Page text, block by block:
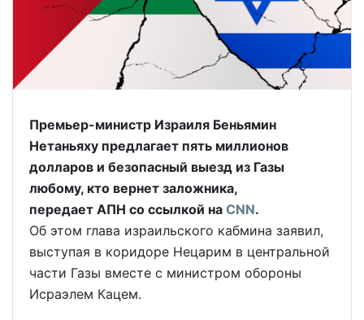
Премьер-министр Израиля Беньямин
Нетаньяху предлагает пять миллионов
долларов и безопасный выезд из Газы
любому, кто вернет заложника,
передает АПН со ссылкой на CNN.
Об этом глава израильского кабмина заявил,
выступая в коридоре Нецарим в центральной
части Газы вместе с министром обороны
Исраэлем Кацем.